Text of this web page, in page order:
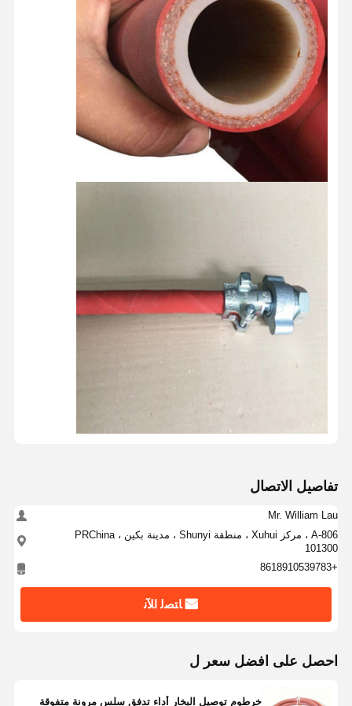
تفاصيل الاتصال
Mr. William Lau
A-806 ، مركز Xuhui ، منطقة Shunyi ، مدينة بكين ، PRChina
101300
+8618910539783
ﺎﺘﺼﻟ ﺍﻶﻧ
احصل على افضل سعر ل
خرطوم توصيل البخار أداء تدفق سلس مرونة متفوقة